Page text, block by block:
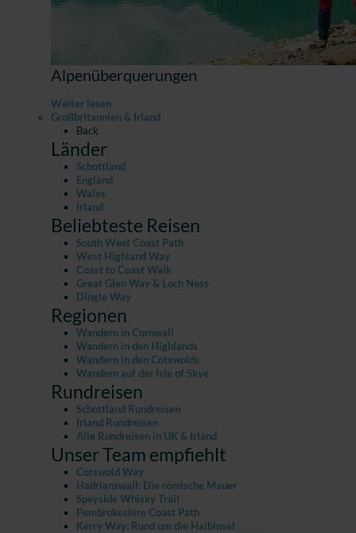
Alpenüberquerungen
Weiter lesen
Großbritannien & Irland
Back
Länder
Schottland
England
Wales
Irland
Beliebteste Reisen
South West Coast Path
West Highland Way
Coast to Coast Walk
Great Glen Way & Loch Ness
Dingle Way
Regionen
Wandern in Cornwall
Wandern in den Highlands
Wandern in den Cotswolds
Wandern auf der Isle of Skye
Rundreisen
Schottland Rundreisen
Irland Rundreisen
Alle Rundreisen in UK & Irland
Unser Team empfiehlt
Cotswold Way
Hadrianswall: Die römische Mauer
Speyside Whisky Trail
Pembrokeshire Coast Path
Kerry Way: Rund um die Halbinsel